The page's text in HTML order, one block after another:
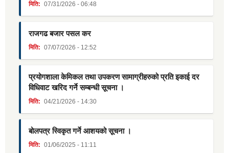
मिति: 07/31/2026 - 06:48
राजगढ बजार पसल कर
मिति: 07/07/2026 - 12:52
प्रयोगशाला केमिकल तथा उपकरण सामाग्रीहरुको प्रति इकाई दर
विधिवाट खरिद गर्ने सम्बन्धी सूचना ।
मिति: 04/21/2026 - 14:30
बोलपत्र स्विकृत गर्ने आशयको सूचना ।
मिति: 01/06/2025 - 11:11